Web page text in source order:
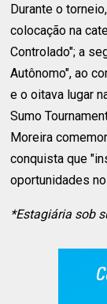
Durante o
colocação na
Controlado"; a
Autônomo", ao
e o oitava lugar
Sumo
Moreira
conquista que
oportunidades
*Estagiária sob